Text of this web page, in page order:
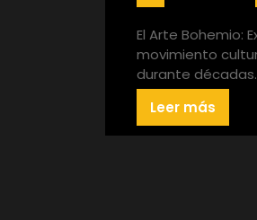
El Arte Bohemio:
movimiento
durante
Leer más